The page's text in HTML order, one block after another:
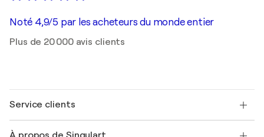
Noté 4,9/5 par les acheteurs du monde entier
Plus de 20 000 avis clients
Service clients